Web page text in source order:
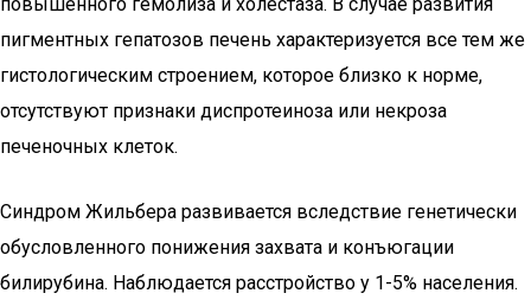
пигментных гепатозов печень характеризуется все тем же
гистологическим строением, которое близко к норме,
отсутствуют признаки диспротеиноза или некроза
печеночных клеток.
Синдром Жильбера развивается вследствие генетически
обусловленного понижения захвата и конъюгации
билирубина. Наблюдается расстройство у 1-5% населения.